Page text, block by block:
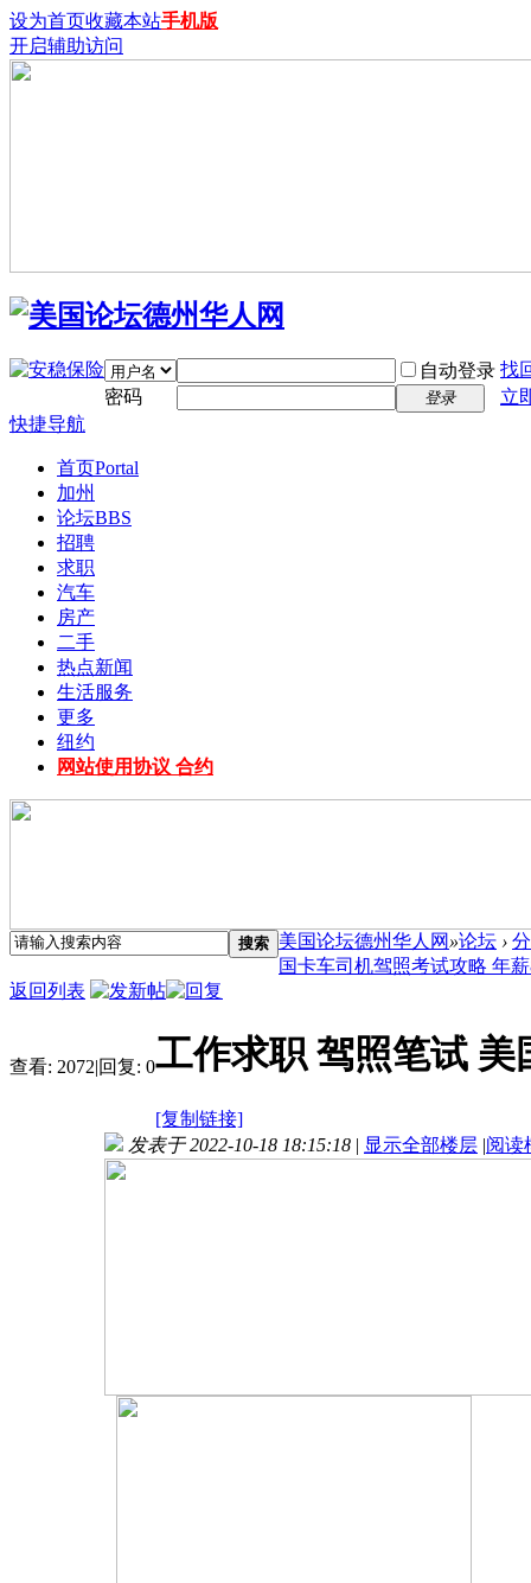
设为首页收藏本站手机版
开启辅助访问
自动登录 找
密码
登录
立
快捷导航
首页Portal
加州
论坛BBS
招聘
求职
汽车
房产
二手
热点新闻
生活服务
更多
纽约
网站使用协议 合约
搜索 美国论坛德州华人网 »论坛 ›
国卡车司机驾照考试攻略 年
返回列表
查看: 2072|回复: 0工作求职 驾照笔试 美
[复制链接]
发表于 2022-10-18 18:15:18 | 显示全部楼层 |阅读